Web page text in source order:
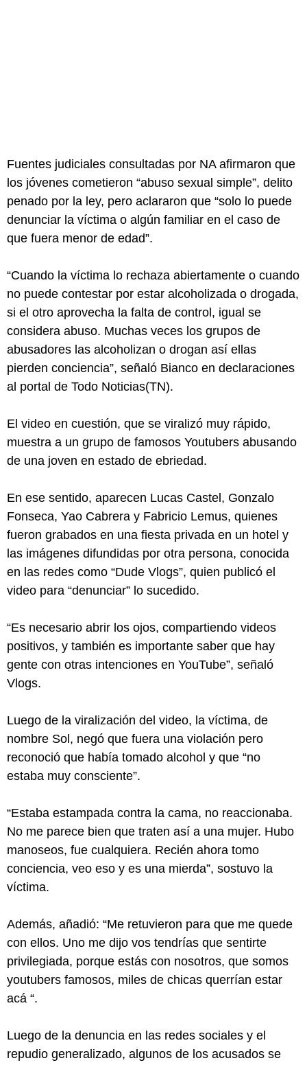
Fuentes judiciales consultadas por NA afirmaron que
los jóvenes cometieron “abuso sexual simple”, delito
penado por la ley, pero aclararon que “solo lo puede
denunciar la víctima o algún familiar en el caso de
que fuera menor de edad”.
“Cuando la víctima lo rechaza abiertamente o cuando
no puede contestar por estar alcoholizada o drogada,
si el otro aprovecha la falta de control, igual se
considera abuso. Muchas veces los grupos de
abusadores las alcoholizan o drogan así ellas
pierden conciencia”, señaló Bianco en declaraciones
al portal de Todo Noticias(TN).
El video en cuestión, que se viralizó muy rápido,
muestra a un grupo de famosos Youtubers abusando
de una joven en estado de ebriedad.
En ese sentido, aparecen Lucas Castel, Gonzalo
Fonseca, Yao Cabrera y Fabricio Lemus, quienes
fueron grabados en una fiesta privada en un hotel y
las imágenes difundidas por otra persona, conocida
en las redes como “Dude Vlogs”, quien publicó el
video para “denunciar” lo sucedido.
“Es necesario abrir los ojos, compartiendo videos
positivos, y también es importante saber que hay
gente con otras intenciones en YouTube”, señaló
Vlogs.
Luego de la viralización del video, la víctima, de
nombre Sol, negó que fuera una violación pero
reconoció que había tomado alcohol y que “no
estaba muy consciente”.
“Estaba estampada contra la cama, no reaccionaba.
No me parece bien que traten así a una mujer. Hubo
manoseos, fue cualquiera. Recién ahora tomo
conciencia, veo eso y es una mierda”, sostuvo la
víctima.
Además, añadió: “Me retuvieron para que me quede
con ellos. Uno me dijo vos tendrías que sentirte
privilegiada, porque estás con nosotros, que somos
youtubers famosos, miles de chicas querrían estar
acá “.
Luego de la denuncia en las redes sociales y el
repudio generalizado, algunos de los acusados se